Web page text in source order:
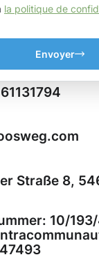
la politique de
Envoyer
Straße 8,
10/